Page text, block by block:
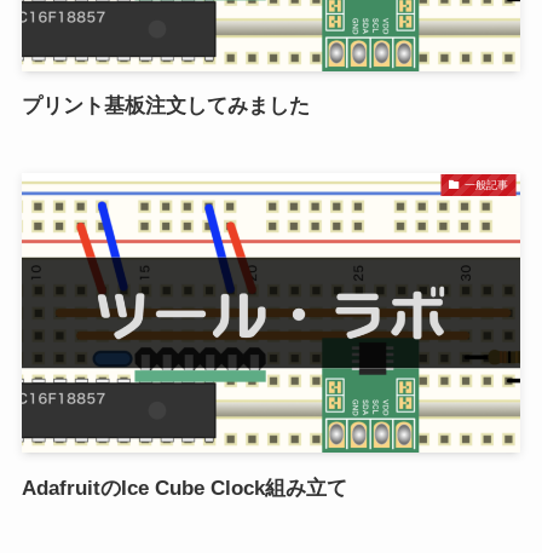
プリント基板注文してみました
一般記事
AdafruitのIce Cube Clock組み立て